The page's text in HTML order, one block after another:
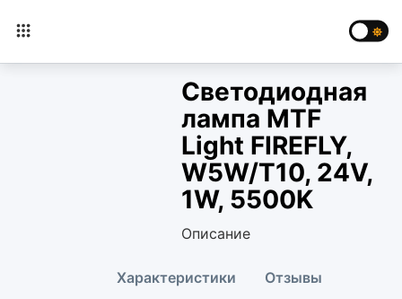
Светодиодная
лампа MTF
Light FIREFLY,
W5W/T10, 24V,
1W, 5500K
Описание
Характеристики
Отзывы